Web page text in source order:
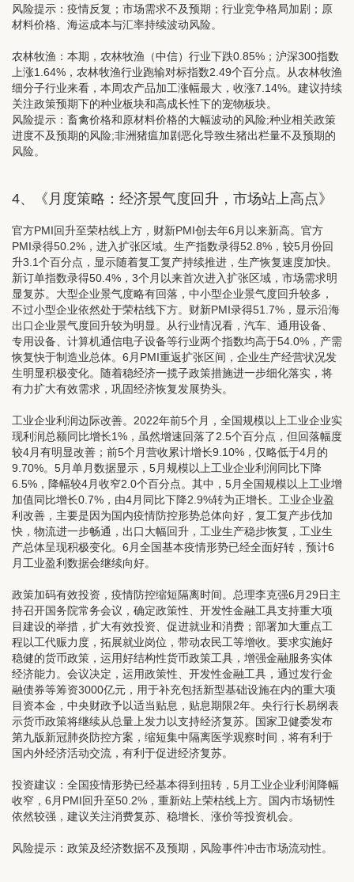
风险提示：疫情反复；市场需求不及预期；行业竞争格局加剧；原
材料价格、海运成本与汇率持续波动风险。
农林牧渔： 本期，农林牧渔（中信）行业下跌0.85%；沪深300指数
上涨1.64%，农林牧渔行业跑输对标指数2.49个百分点。从农林牧渔
细分子行业来看，本周农产品加工涨幅最大，收涨7.14%。建议持续
关注政策预期下的种业板块和高成长性下的宠物板块。
风险提示：畜禽价格和原材料价格的大幅波动的风险;种业相关政策
进度不及预期的风险;非洲猪瘟加剧恶化导致生猪出栏量不及预期的
风险。
4、《 月度策略：经济景气度回升，市场站上高点》
官方PMI回升至荣枯线上方，财新PMI创去年6月以来新高。 官方
PMI录得50.2%，进入扩张区域。生产指数录得52.8%，较5月份回
升3.1个百分点，显示随着复工复产持续推进，生产恢复速度加快。
新订单指数录得50.4%，3个月以来首次进入扩张区域，市场需求明
显复苏。大型企业景气度略有回落，中小型企业景气度回升较多，
不过小型企业依然处于荣枯线下方。财新PMI录得51.7%，显示沿海
出口企业景气度回升较为明显。从行业情况看，汽车、通用设备、
专用设备、计算机通信电子设备等行业两个指数均高于54.0%，产需
恢复快于制造业总体。6月PMI重返扩张区间，企业生产经营状况发
生明显积极变化。随着稳经济一揽子政策措施进一步细化落实，将
有力扩大有效需求，巩固经济恢复发展势头。
工业企业利润边际改善。 2022年前5个月，全国规模以上工业企业实
现利润总额同比增长1%，虽然增速回落了2.5个百分点，但回落幅度
较4月有明显改善；前5个月营收累计增长9.10%，仅略低于4月的
9.70%。5月单月数据显示，5月规模以上工业企业利润同比下降
6.5%，降幅较4月收窄2.0个百分点。其中，5月全国规模以上工业增
加值同比增长0.7%，由4月同比下降2.9%转为正增长。工业企业盈
利改善，主要是因为国内疫情防控形势总体向好，复工复产步伐加
快，物流进一步畅通，出口大幅回升，工业生产稳步恢复，工业生
产总体呈现积极变化。6月全国基本疫情形势已经全面好转，预计6
月工业盈利数据会继续向好。
政策加码有效投资，疫情防控缩短隔离时间。 总理李克强6月29日主
持召开国务院常务会议，确定政策性、开发性金融工具支持重大项
目建设的举措，扩大有效投资、促进就业和消费；部署加大重点工
程以工代赈力度，拓展就业岗位，带动农民工等增收。要求实施好
稳健的货币政策，运用好结构性货币政策工具，增强金融服务实体
经济能力。会议决定，运用政策性、开发性金融工具，通过发行金
融债券等筹资3000亿元，用于补充包括新型基础设施在内的重大项
目资本金，中央财政予以适当贴息，贴息期限2年。央行行长易纲表
示货币政策将继续从总量上发力以支持经济复苏。国家卫健委发布
第九版新冠肺炎防控方案，缩短集中隔离医学观察时间，将有利于
国内外经济活动交流，有利于促进经济复苏。
投资建议： 全国疫情形势已经基本得到扭转，5月工业企业利润降幅
收窄，6月PMI回升至50.2%，重新站上荣枯线上方。国内市场韧性
依然较强，建议关注消费复苏、稳增长、涨价等投资机会。
风险提示：政策及经济数据不及预期，风险事件冲击市场流动性。